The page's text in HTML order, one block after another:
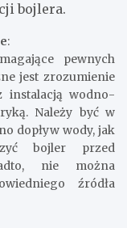
bojlera.
:
pewnych
jest zrozumienie
instalacją wodno-
Należy być w
dopływ wody, jak
bojler przed
nie można
źródła